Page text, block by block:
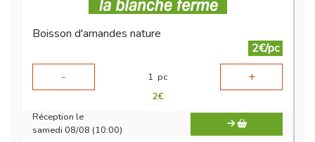
Boisson d'amandes nature
2€/pc
-
1 pc +
2€
Réception le
samedi 08/08 (10:00)